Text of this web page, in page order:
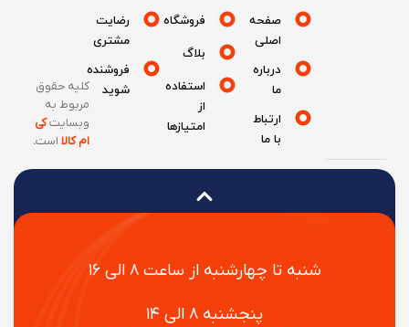
شنبه تا چهارشنبه از ساعت ۸ الی ۱۶
پنجشنبه ۸ الی ۱۴
صفحه
درباره
ارتباط
فروشگاه
بلاگ
استفاده
امتیازها
رضایت
مشتری
فروشنده
شوید
کلیه حقوق
مربوط به
وبسایتکی
ام کالااست.